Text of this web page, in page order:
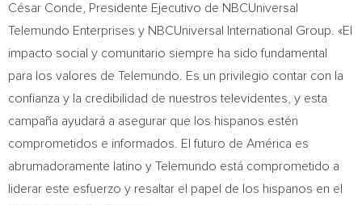
César Conde, Presidente Ejecutivo de NBCUniversal
Telemundo Enterprises y NBCUniversal International Group. «El
impacto social y comunitario siempre ha sido fundamental
para los valores de Telemundo. Es un privilegio contar con la
confianza y la credibilidad de nuestros televidentes, y esta
campaña ayudará a asegurar que los hispanos estén
comprometidos e informados. El futuro de América es
abrumadoramente latino y Telemundo está comprometido a
liderar este esfuerzo y resaltar el papel de los hispanos en el